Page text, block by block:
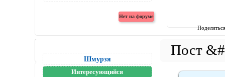
Шмурзя
Интересующийся